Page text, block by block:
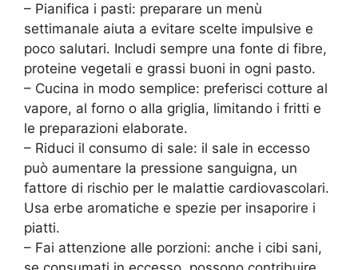
– Pianifica i pasti: preparare un menù
settimanale aiuta a evitare scelte impulsive e
poco salutari. Includi sempre una fonte di fibre,
proteine vegetali e grassi buoni in ogni pasto.
– Cucina in modo semplice: preferisci cotture al
vapore, al forno o alla griglia, limitando i fritti e
le preparazioni elaborate.
– Riduci il consumo di sale: il sale in eccesso
può aumentare la pressione sanguigna, un
fattore di rischio per le malattie cardiovascolari.
Usa erbe aromatiche e spezie per insaporire i
piatti.
– Fai attenzione alle porzioni: anche i cibi sani,